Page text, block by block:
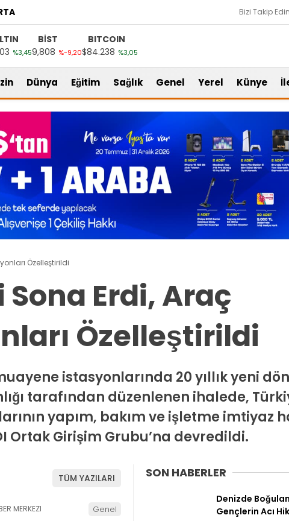
Bizi Takip Edin
%3,45
BİST
9,808 %-9,20
BITCOIN
$84.238 %3,05
Dünya Eğitim Sağlık Genel Yerel Künye
Özelleştirildi
Sona Erdi, Araç
Özelleştirildi
istasyonlarında 20 yıllık yeni
tarafından düzenlenen ihalede,
yapım, bakım ve işletme imtiyaz
Ortak Girişim Grubu’na devredildi.
TÜM YAZILARI
MERKEZI Genel
SON HABERLER
Denizde Boğulan
Gençlerin Acı